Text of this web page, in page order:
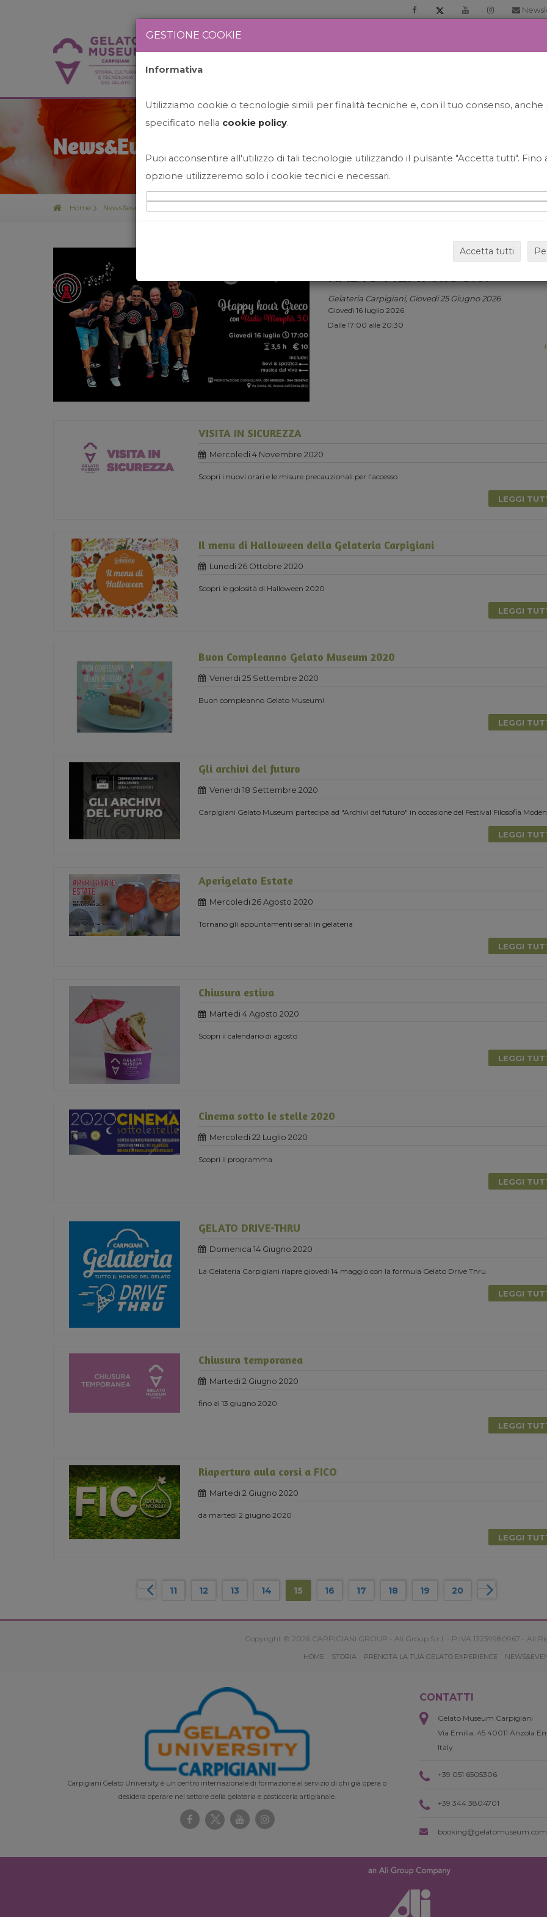
News&Events
Home News&events
HAPPY HOUR GRECO CON
RADIO MEMPHIS 3.0.
Gelateria Carpigiani, Giovedi 25 Giugno 2026
Giovedì 16 luglio 2026
Dalle 17:00 alle 20:30
VISITA IN SICUREZZA
Mercoledi 4 Novembre 2020
Scopri i nuovi orari e le misure precauzionali per l'accesso
LEGGI
Il menu di Halloween della Gelateria Carpigiani
Lunedi 26 Ottobre 2020
Scopri le golosità di Halloween 2020
LEGGI
Buon Compleanno Gelato Museum 2020
Venerdi 25 Settembre 2020
Buon compleanno Gelato Museum!
LEGGI
Gli archivi del futuro
Venerdi 18 Settembre 2020
Carpigiani Gelato Museum partecipa ad "Archivi del futuro" in occasione del Festival Filosofia
LEGGI
Aperigelato Estate
Mercoledi 26 Agosto 2020
Tornano gli appuntamenti serali in gelateria
LEGGI
Chiusura estiva
Martedi 4 Agosto 2020
Scopri il calendario di agosto
LEGGI
Cinema sotto le stelle 2020
Mercoledi 22 Luglio 2020
Scopri il programma
LEGGI
GELATO DRIVE-THRU
Domenica 14 Giugno 2020
La Gelateria Carpigiani riapre giovedi 14 maggio con la formula Gelato Drive Thru
LEGGI
Chiusura temporanea
Martedi 2 Giugno 2020
fino al 13 giugno 2020
LEGGI
Riapertura aula corsi a FICO
Martedi 2 Giugno 2020
da martedi 2 giugno 2020
LEGGI
11 12 13 14 15 16 17 18 19 20
Copyright © 2026 CARPIGIANI GROUP - Ali Group S.r.l. - P.IVA 13239980967 - All
HOME STORIA PRENOTA LA TUA GELATO EXPERIENCE
Carpigiani Gelato University è un centro internazionale di formazione al servizio di chi già opera o
desidera operare nel settore della gelateria e pasticceria artigianale.
CONTATTI
Gelato Museum Carpigiani
Via Emilia, 45 40011 Anzola
Italy
+39 051 6505306
+39 344 3804701
booking@gelatomuseum.com
GESTIONE COOKIE
Informativa
Utilizziamo cookie o tecnologie simili per finalità tecniche e, con il tuo consenso,
specificato nella cookie policy.
Puoi acconsentire all'utilizzo di tali tecnologie utilizzando il pulsante "Accetta tutti". Fino
opzione utilizzeremo solo i cookie tecnici e necessari.
Accetta tutti